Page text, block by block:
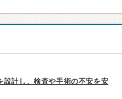
設計し、検査や手術の不安を安